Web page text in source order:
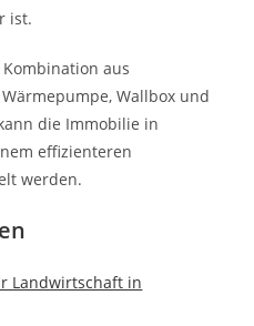
ist.
aus
Wallbox und
die Immobilie in
effizienteren
werden.
Landwirtschaft in